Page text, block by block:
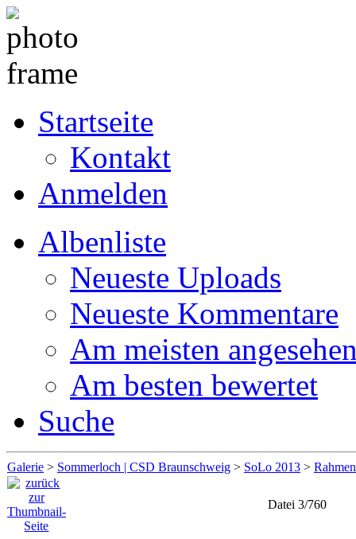
Startseite
Kontakt
Anmelden
Albenliste
Neueste Uploads
Neueste Kommentare
Am meisten
Am besten bewertet
Suche
Galerie > Sommerloch | CSD Braunschweig > SoLo 2013 >
Datei 3/760